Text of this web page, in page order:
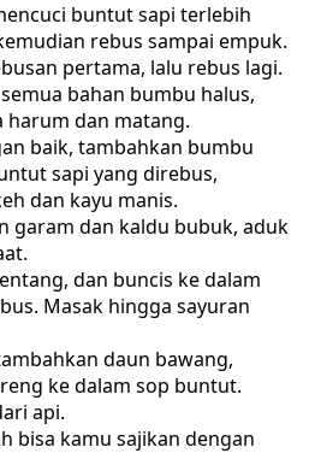
buntut sapi terlebih
rebus sampai empuk.
pertama, lalu rebus lagi.
bahan bumbu halus,
dan matang.
baik, tambahkan bumbu
sapi yang direbus,
dan kayu manis.
garam dan kaldu bubuk, aduk
dan buncis ke dalam
Masak hingga sayuran
daun bawang,
ke dalam sop buntut.
api.
bisa kamu sajikan dengan